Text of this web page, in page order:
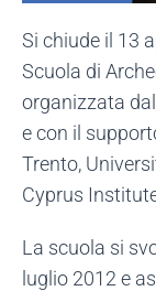
Si chiude il 13
Scuola di
organizzata
e con il
Trento,
Cyprus
La scuola si
luglio 2012 e